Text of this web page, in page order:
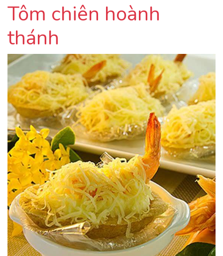
Tôm chiên hoành
thánh